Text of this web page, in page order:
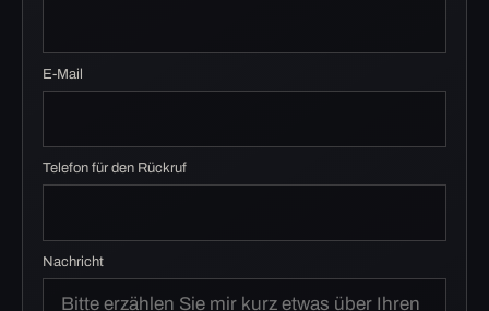
E-Mail
Telefon für den Rückruf
Nachricht